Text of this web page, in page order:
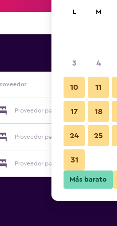
Proveedor para Hotel Royale
Proveedor para Hotel Royale
Proveedor para Hotel Royale
L M
3 4
10 11
17 18
24 25
31
Más barato